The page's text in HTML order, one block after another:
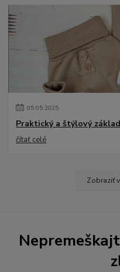
05.05.2025
Praktický a štýlový
čítať celé
Zobraziť